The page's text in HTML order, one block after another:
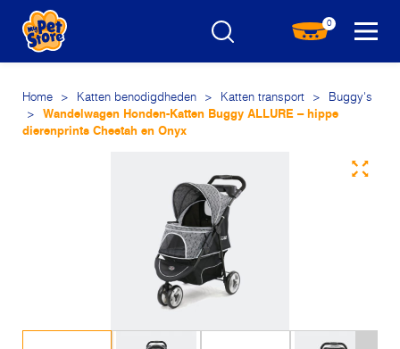
0
Home > Katten benodigdheden > Katten transport >
Buggy's
>
Wandelwagen Honden-Katten Buggy ALLURE – hippe
dierenprints Cheetah en Onyx